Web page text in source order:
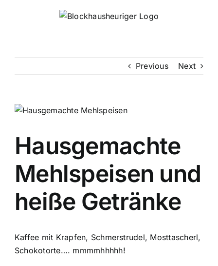
Previous Next
Hausgemachte
Mehlspeisen und
heiße Getränke
Kaffee mit Krapfen, Schmerstrudel, Mosttascherl,
Schokotorte…. mmmmhhhhh!